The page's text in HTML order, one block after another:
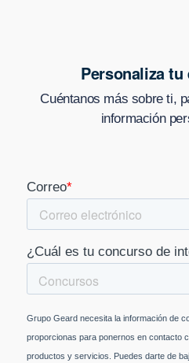
Personaliza
Cuéntanos más sobre ti,
información